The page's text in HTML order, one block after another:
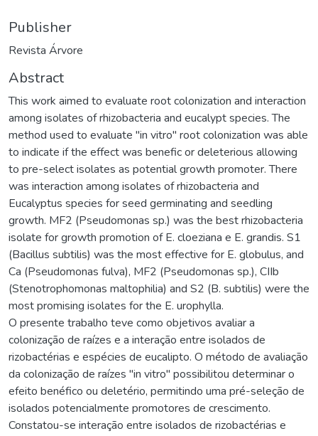
Publisher
Revista Árvore
Abstract
This work aimed to evaluate root colonization and interaction
among isolates of rhizobacteria and eucalypt species. The
method used to evaluate "in vitro" root colonization was able
to indicate if the effect was benefic or deleterious allowing
to pre-select isolates as potential growth promoter. There
was interaction among isolates of rhizobacteria and
Eucalyptus species for seed germinating and seedling
growth. MF2 (Pseudomonas sp.) was the best rhizobacteria
isolate for growth promotion of E. cloeziana e E. grandis. S1
(Bacillus subtilis) was the most effective for E. globulus, and
Ca (Pseudomonas fulva), MF2 (Pseudomonas sp.), CIIb
(Stenotrophomonas maltophilia) and S2 (B. subtilis) were the
most promising isolates for the E. urophylla.
O presente trabalho teve como objetivos avaliar a
colonização de raízes e a interação entre isolados de
rizobactérias e espécies de eucalipto. O método de avaliação
da colonização de raízes "in vitro" possibilitou determinar o
efeito benéfico ou deletério, permitindo uma pré-seleção de
isolados potencialmente promotores de crescimento.
Constatou-se interação entre isolados de rizobactérias e